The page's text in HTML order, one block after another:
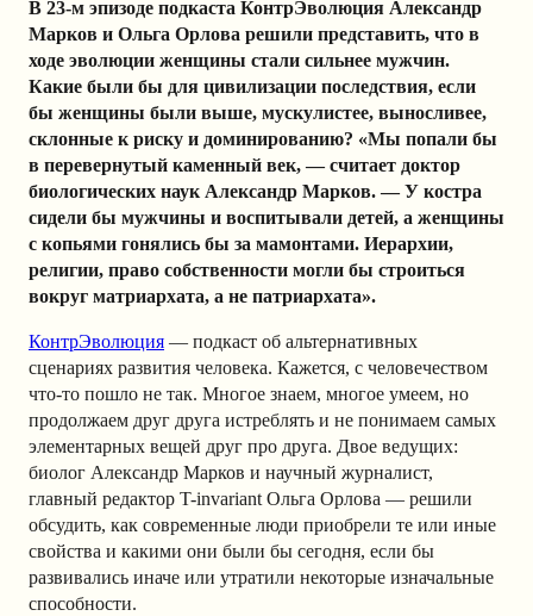
В 23-м эпизоде подкаста КонтрЭволюция Александр
Марков и Ольга Орлова решили представить, что в
ходе эволюции женщины стали сильнее мужчин.
Какие были бы для цивилизации последствия, если
бы женщины были выше, мускулистее, выносливее,
склонные к риску и доминированию? «Мы попали бы
в перевернутый каменный век, — считает доктор
биологических наук Александр Марков. — У костра
сидели бы мужчины и воспитывали детей, а женщины
с копьями гонялись бы за мамонтами. Иерархии,
религии, право собственности могли бы строиться
вокруг матриархата, а не патриархата».
КонтрЭволюция — подкаст об альтернативных
сценариях развития человека. Кажется, с человечеством
что-то пошло не так. Многое знаем, многое умеем, но
продолжаем друг друга истреблять и не понимаем самых
элементарных вещей друг про друга. Двое ведущих:
биолог Александр Марков и научный журналист,
главный редактор T-invariant Ольга Орлова — решили
обсудить, как современные люди приобрели те или иные
свойства и какими они были бы сегодня, если бы
развивались иначе или утратили некоторые изначальные
способности.